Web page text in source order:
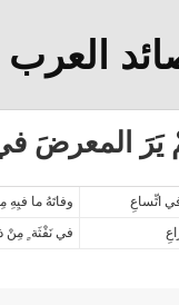
العرب
يَرَ المعرضَ
اتِّساعِ
وفاتَهُ ما فيِهِ
في نَفْثَة ٍ مِنْ